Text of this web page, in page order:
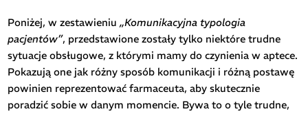
Poniżej, w zestawieniu„Komunikacyjna typologia
pacjentów”, przedstawione zostały tylko niektóre trudne
sytuacje obsługowe, z którymi mamy do czynienia w aptece.
Pokazują one jak różny sposób komunikacji i różną postawę
powinien reprezentować farmaceuta, aby skutecznie
poradzić sobie w danym momencie. Bywa to o tyle trudne,